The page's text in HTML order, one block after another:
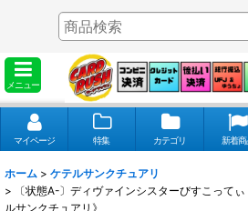
メニュー
マイページ 特集 カテゴリ 新着商
ホーム > ケテルサンクチュアリ
>
〔状態A-〕ディヴァインシスターびすこって
ルサンクチュアリ》